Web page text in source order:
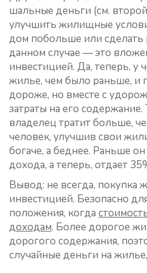
шальные деньги (см.
улучшить жилищные
дом побольше или сделать
данном случае — это
инвестицией. Да, теперь, у
жилье, чем было раньше, и
дороже, но вместе с
затраты на его
владелец тратит больше,
человек, улучшив свои
богаче, а беднее. Раньше
дохода, а теперь, отдает
Вывод: не всегда, покупка
инвестицией. Безопасно
положения, когда
доходам. Более дорогое
дорогого содержания,
случайные деньги на